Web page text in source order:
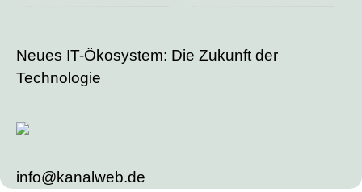
Neues IT-Ökosystem: Die Zukunft der
Technologie
info@kanalweb.de